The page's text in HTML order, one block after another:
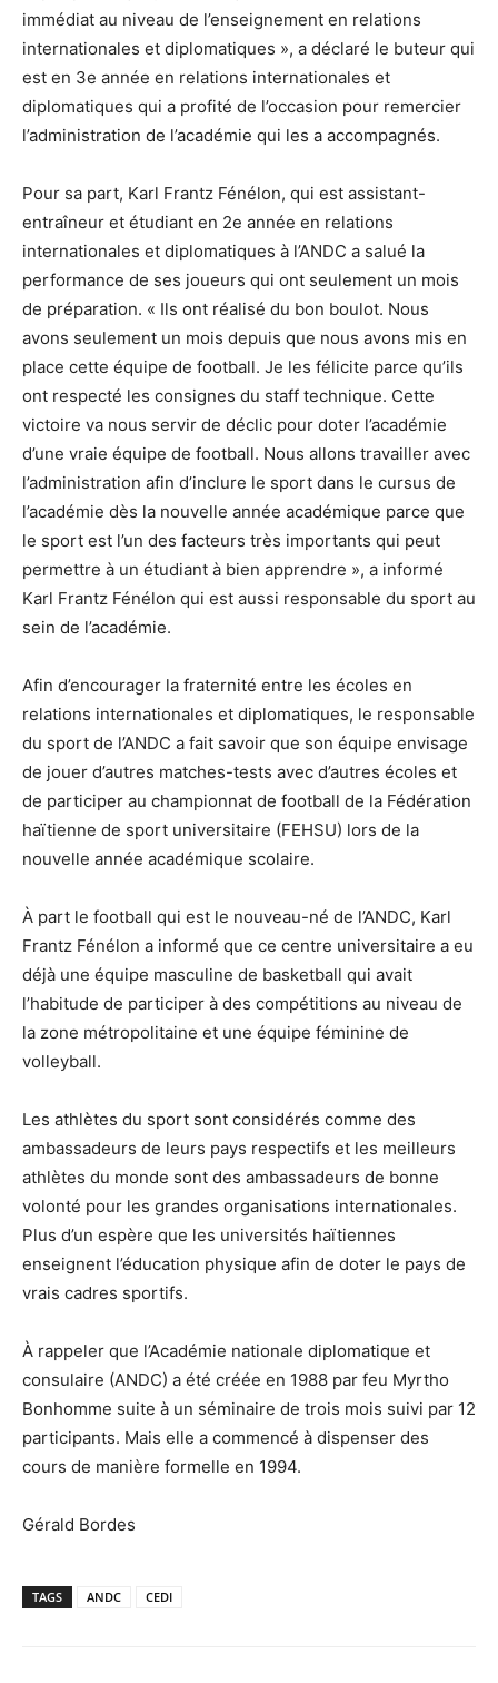
immédiat au niveau de l’enseignement en relations
internationales et diplomatiques », a déclaré le buteur qui
est en 3e année en relations internationales et
diplomatiques qui a profité de l’occasion pour remercier
l’administration de l’académie qui les a accompagnés.
Pour sa part, Karl Frantz Fénélon, qui est assistant-
entraîneur et étudiant en 2e année en relations
internationales et diplomatiques à l’ANDC a salué la
performance de ses joueurs qui ont seulement un mois
de préparation. « Ils ont réalisé du bon boulot. Nous
avons seulement un mois depuis que nous avons mis en
place cette équipe de football. Je les félicite parce qu’ils
ont respecté les consignes du staff technique. Cette
victoire va nous servir de déclic pour doter l’académie
d’une vraie équipe de football. Nous allons travailler avec
l’administration afin d’inclure le sport dans le cursus de
l’académie dès la nouvelle année académique parce que
le sport est l’un des facteurs très importants qui peut
permettre à un étudiant à bien apprendre », a informé
Karl Frantz Fénélon qui est aussi responsable du sport au
sein de l’académie.
Afin d’encourager la fraternité entre les écoles en
relations internationales et diplomatiques, le responsable
du sport de l’ANDC a fait savoir que son équipe envisage
de jouer d’autres matches-tests avec d’autres écoles et
de participer au championnat de football de la Fédération
haïtienne de sport universitaire (FEHSU) lors de la
nouvelle année académique scolaire.
À part le football qui est le nouveau-né de l’ANDC, Karl
Frantz Fénélon a informé que ce centre universitaire a eu
déjà une équipe masculine de basketball qui avait
l’habitude de participer à des compétitions au niveau de
la zone métropolitaine et une équipe féminine de
volleyball.
Les athlètes du sport sont considérés comme des
ambassadeurs de leurs pays respectifs et les meilleurs
athlètes du monde sont des ambassadeurs de bonne
volonté pour les grandes organisations internationales.
Plus d’un espère que les universités haïtiennes
enseignent l’éducation physique afin de doter le pays de
vrais cadres sportifs.
À rappeler que l’Académie nationale diplomatique et
consulaire (ANDC) a été créée en 1988 par feu Myrtho
Bonhomme suite à un séminaire de trois mois suivi par 12
participants. Mais elle a commencé à dispenser des
cours de manière formelle en 1994.
Gérald Bordes
TAGS ANDC CEDI